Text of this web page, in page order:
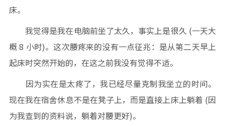
床。
我觉得是我在电脑前坐了太久，事实上是很久 (一天大
概 8 小时)。这次腰疼来的没有一点征兆：是从第二天早上
起床时突然开始的，在这之前我没有觉得不适。
因为实在是太疼了，我已经尽量克制我坐立的时间。
现在我在宿舍休息不是在凳子上，而是直接上床上躺着 (因
为我查到的资料说，躺着对腰更好)。